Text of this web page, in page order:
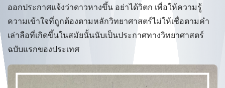
ออกประกาศแจ้งว่าดาวหางขึ้น อย่าได้วิตก เพื่อให้ความรู้
ความเข้าใจที่ถูกต้องตามหลักวิทยาศาสตร์ไม่ให้เชื่อตามคำ
เล่าลือที่เกิดขึ้นในสมัยนั้นนับเป็นประกาศทางวิทยาศาสตร์
ฉบับแรกของประเทศ